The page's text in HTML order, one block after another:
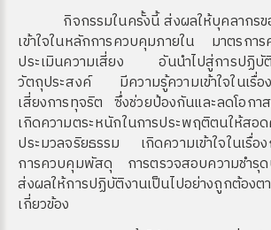
กิจกรรมในครั้งนี้ ส่งผลให้บุคลากรข
เข้าใจในหลักการควบคุมภายใน มาตรก
ประเมินความเสี่ยง อันนำไปสู่การปฏิบัติ
วัตถุประสงค์ มีความรู้ความเข้าใจในเรื่อ
เสี่ยงการทุจริต ซึ่งช่วยป้องกันและลดโอก
เกิดความตระหนักในการประพฤติตนให้สอ
ประมวลจริยธรรม เกิดความเข้าใจในเรื่
การควบคุมพัสดุ การตรวจสอบความชำรุ
ส่งผลให้การปฏิบัติงานเป็นไปอย่างถูกต้อง
เกี่ยวข้อง